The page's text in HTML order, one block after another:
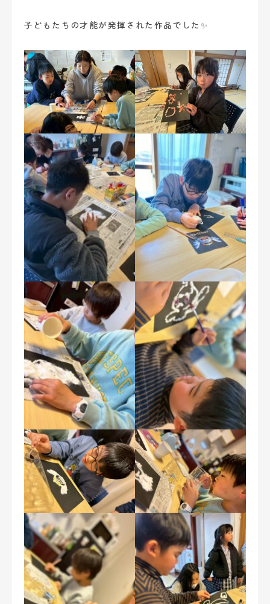
子どもたちの才能が発揮された作品でした✨